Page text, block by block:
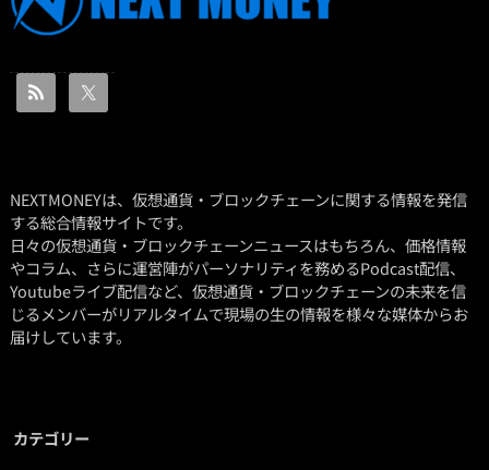
NEXTMONEYは、仮想通貨・ブロックチェーンに関する情報を発信
する総合情報サイトです。
日々の仮想通貨・ブロックチェーンニュースはもちろん、価格情報
やコラム、さらに運営陣がパーソナリティを務めるPodcast配信、
Youtubeライブ配信など、仮想通貨・ブロックチェーンの未来を信
じるメンバーがリアルタイムで現場の生の情報を様々な媒体からお
届けしています。
カテゴリー